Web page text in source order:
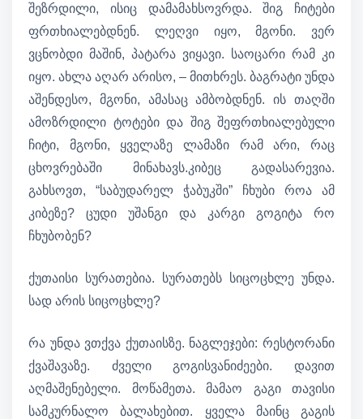
შეზრდილი, ისიც დამამახსოვრდა. შიგ ჩიტები
ფრთხიალებდნენ. ლეღვი იყო, მგონი. ვერ
ვცნობდი მაშინ, პატარა ვიყავი. საოცარი რამ კი
იყო. ახლა აღარ არისო, – მითხრეს. ბაგრატი უნდა
აშენდესო, მგონი, ამასაც ამბობდნენ. ის თაღში
ამოზრდილი ტოტები და შიგ შეფრთხიალებული
ჩიტი, მგონი, ყველაზე ლამაზი რამ არი, რაც
ცხოვრებაში მინახავს.კიბეც გადასარევია.
გახსოვთ, “საბუდარელ ჭაბუკში” ჩხუბი როა ამ
კიბეზე? ცუდი უშანგი და კარგი გოგიტა რო
ჩხუბობენ?
ქუთაისი სურათებია. სურათებს სიცოცხლე უნდა.
სად არის სიცოცხლე?
რა უნდა ვთქვა ქუთაისზე. ნაგლეჯები: რესტორანი
ქვაშავაზე. ძველი გოგისვანიძეები. დავით
აღმაშენებელი. მოწამეთა. მამაო გაგი თავისი
სამკურნალო ბალახებით. ყველა მაინც გაგის